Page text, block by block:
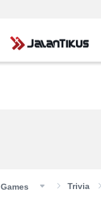
Games Trivia